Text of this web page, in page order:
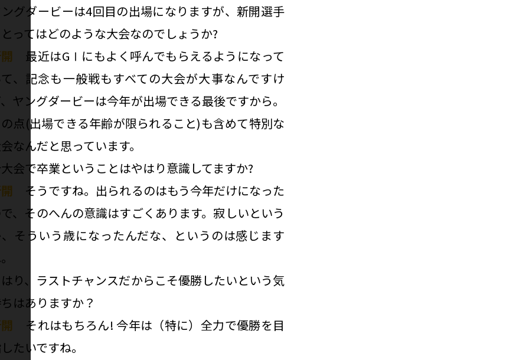
ングダービーは4回目の出場になりますが、新開選手
ってはどのような大会なのでしょうか?
最近はGⅠにもよく呼んでもらえるようになって
、記念も一般戦もすべての大会が大事なんですけ
ヤングダービーは今年が出場できる最後ですから。
点(出場できる年齢が限られること)も含めて特別な
なんだと思っています。
大会で卒業ということはやはり意識してますか?
そうですね。出られるのはもう今年だけになった
、そのへんの意識はすごくあります。寂しいという
そういう歳になったんだな、というのは感じます
はり、ラストチャンスだからこそ優勝したいという気
はありますか？
それはもちろん! 今年は（特に）全力で優勝を目
たいですね。